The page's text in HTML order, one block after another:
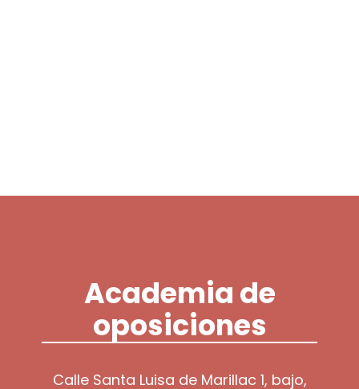
Academia de
oposiciones
Calle Santa Luisa de Marillac 1, bajo,